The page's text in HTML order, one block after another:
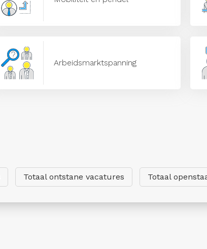
Arbeidsmarktspanning
Totaal ontstane vacatures Totaal